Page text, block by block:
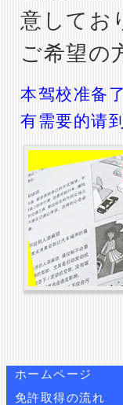
意してお
ご希望の
本驾校准备
有需要的请
ホームページ
免許取得の流れ